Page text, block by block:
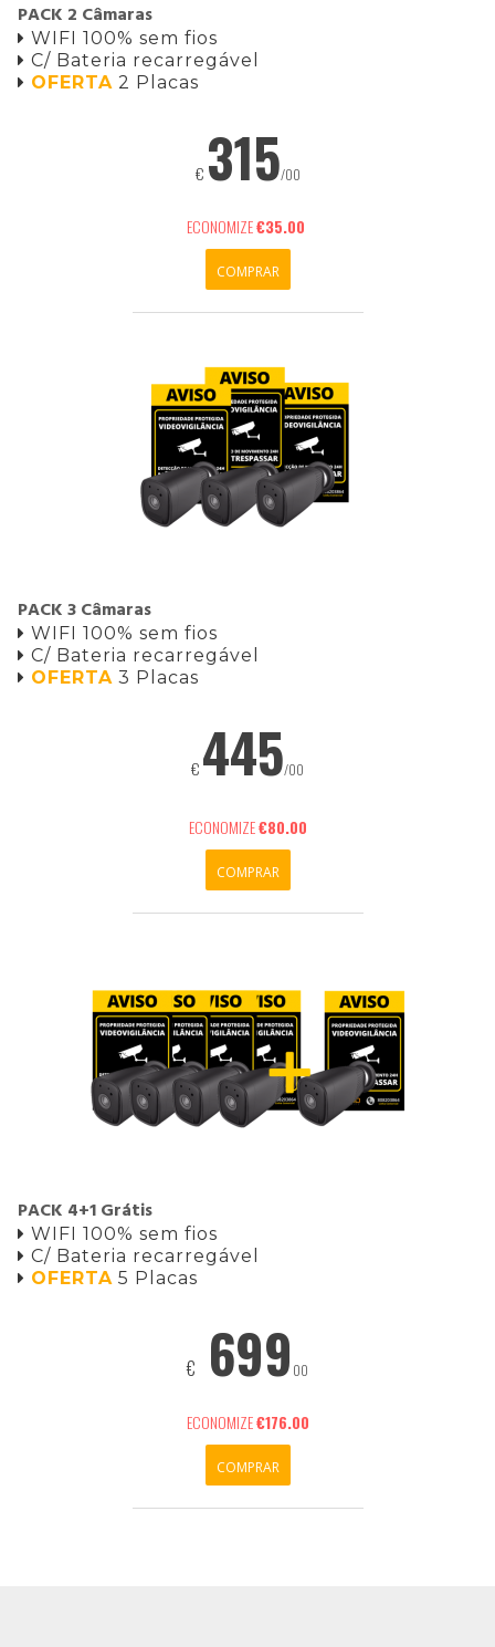
PACK 2 Câmaras
 WIFI 100% sem fios
 C/ Bateria recarregável
 OFERTA 2 Placas
€ 315/00
ECONOMIZE€35.00
COMPRAR
PACK 3 Câmaras
 WIFI 100% sem fios
 C/ Bateria recarregável
 OFERTA 3 Placas
€445/00
ECONOMIZE€80.00
COMPRAR
PACK 4+1 Grátis
 WIFI 100% sem fios
 C/ Bateria recarregável
 OFERTA 5 Placas
€ 699 00
ECONOMIZE€176.00
COMPRAR